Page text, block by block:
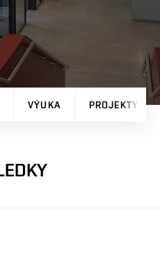
VÝUKA PROJEKTY